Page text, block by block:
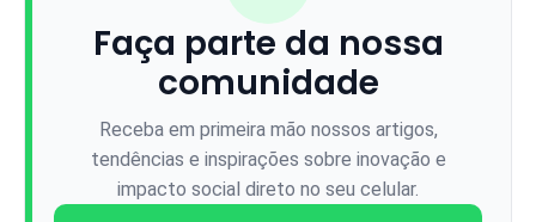
Faça parte da nossa
comunidade
Receba em primeira mão nossos artigos,
tendências e inspirações sobre inovação e
impacto social direto no seu celular.